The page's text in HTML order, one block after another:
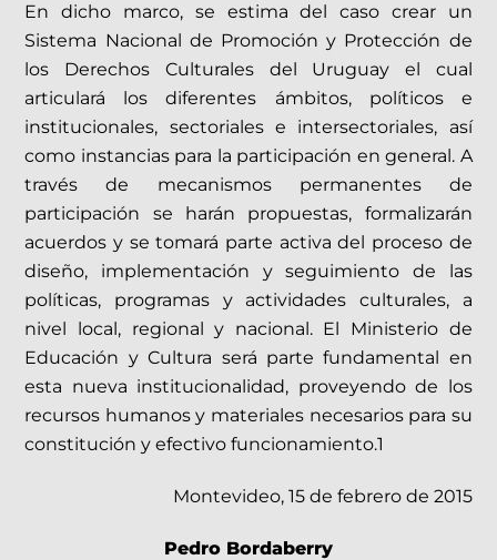
En dicho marco, se estima del caso crear un
Sistema Nacional de Promoción y Protección de
los Derechos Culturales del Uruguay el cual
articulará los diferentes ámbitos, políticos e
institucionales, sectoriales e intersectoriales, así
como instancias para la participación en general. A
través de mecanismos permanentes de
participación se harán propuestas, formalizarán
acuerdos y se tomará parte activa del proceso de
diseño, implementación y seguimiento de las
políticas, programas y actividades culturales, a
nivel local, regional y nacional. El Ministerio de
Educación y Cultura será parte fundamental en
esta nueva institucionalidad, proveyendo de los
recursos humanos y materiales necesarios para su
constitución y efectivo funcionamiento.1
Montevideo, 15 de febrero de 2015
Pedro Bordaberry